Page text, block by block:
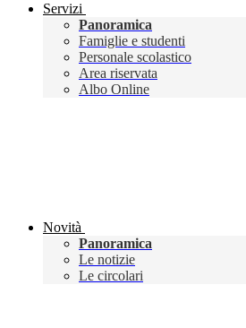
Servizi
Panoramica
Famiglie e studenti
Personale scolastico
Area riservata
Albo Online
Novità
Panoramica
Le notizie
Le circolari